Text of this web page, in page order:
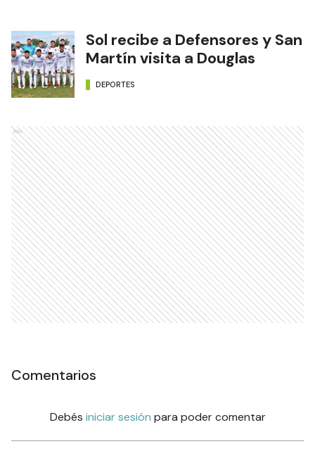
Sol recibe a Defensores y San
Martín visita a Douglas
DEPORTES
Ads
Comentarios
Debés iniciar sesión para poder comentar